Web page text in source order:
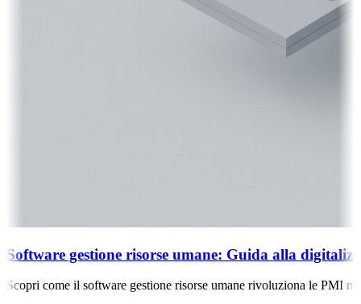
gestione risorse umane: Guida alla
come il software gestione risorse umane rivoluziona le PMI nel